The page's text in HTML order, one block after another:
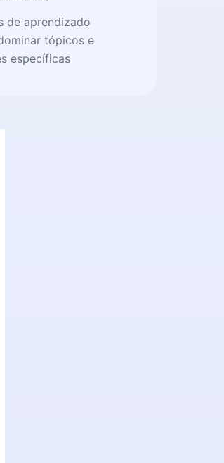
de aprendizado
tópicos e
específicas